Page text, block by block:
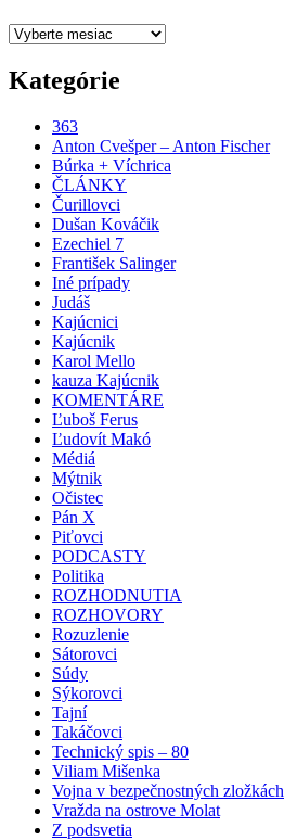
Archív
Kategórie
363
Anton Cvešper – Anton Fischer
Búrka + Víchrica
ČLÁNKY
Čurillovci
Dušan Kováčik
Ezechiel 7
František Salinger
Iné prípady
Judáš
Kajúcnici
Kajúcnik
Karol Mello
kauza Kajúcnik
KOMENTÁRE
Ľuboš Ferus
Ľudovít Makó
Médiá
Mýtnik
Očistec
Pán X
Piťovci
PODCASTY
Politika
ROZHODNUTIA
ROZHOVORY
Rozuzlenie
Sátorovci
Súdy
Sýkorovci
Tajní
Takáčovci
Technický spis – 80
Viliam Mišenka
Vojna v bezpečnostných zložkách
Vražda na ostrove Molat
Z podsvetia